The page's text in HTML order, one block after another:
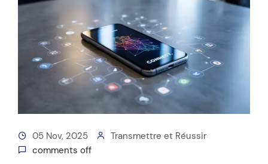
05 Nov, 2025
Transmettre et Réussir
comments off